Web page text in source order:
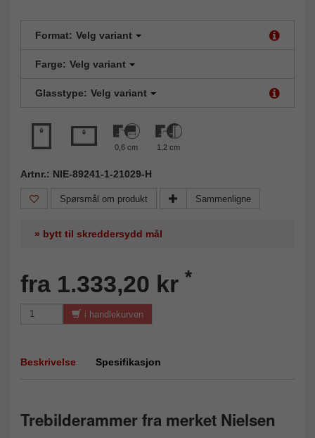
Format: Velg variant
Farge: Velg variant
Glasstype: Velg variant
0,6 cm 1,2 cm
Artnr.: NIE-89241-1-21029-H
Spørsmål om produkt Sammenligne
» bytt til skreddersydd mål
fra 1.333,20 kr *
i handlekurven
Beskrivelse Spesifikasjon
Trebilderammer fra merket Nielsen